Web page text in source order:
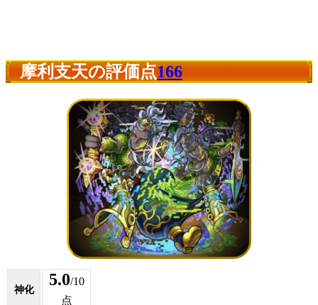
摩利支天の評価点166
神化
5.0/10
点